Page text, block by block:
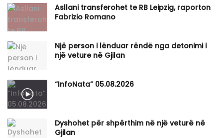
Asllani transferohet te RB Leipzig, raporton
Fabrizio Romano
Një person i lënduar rëndë nga detonimi i
një veture në Gjilan
“InfoNata” 05.08.2026
Dyshohet për shpërthim në një veturë në
Gjilan